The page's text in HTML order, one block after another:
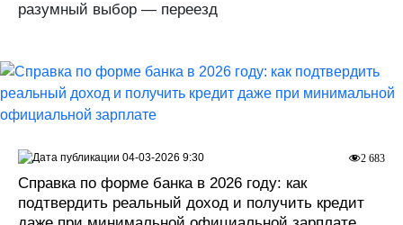
разумный выбор — переезд
Справка по форме банка в 2026 году: как
подтвердить реальный доход и получить кредит
2 683
04-03-2026 9:30